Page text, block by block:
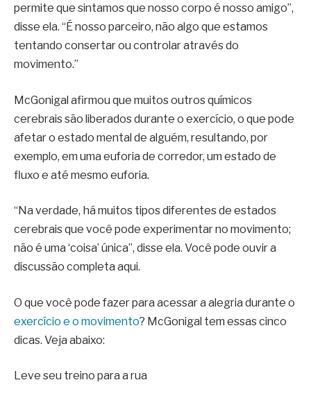
permite que sintamos que nosso corpo é nosso amigo”,
disse ela. “É nosso parceiro, não algo que estamos
tentando consertar ou controlar através do
movimento.”
McGonigal afirmou que muitos outros químicos
cerebrais são liberados durante o exercício, o que pode
afetar o estado mental de alguém, resultando, por
exemplo, em uma euforia de corredor, um estado de
fluxo e até mesmo euforia.
“Na verdade, há muitos tipos diferentes de estados
cerebrais que você pode experimentar no movimento;
não é uma ‘coisa’ única”, disse ela. Você pode ouvir a
discussão completa aqui.
O que você pode fazer para acessar a alegria durante o
exercício e o movimento? McGonigal tem essas cinco
dicas. Veja abaixo:
Leve seu treino para a rua